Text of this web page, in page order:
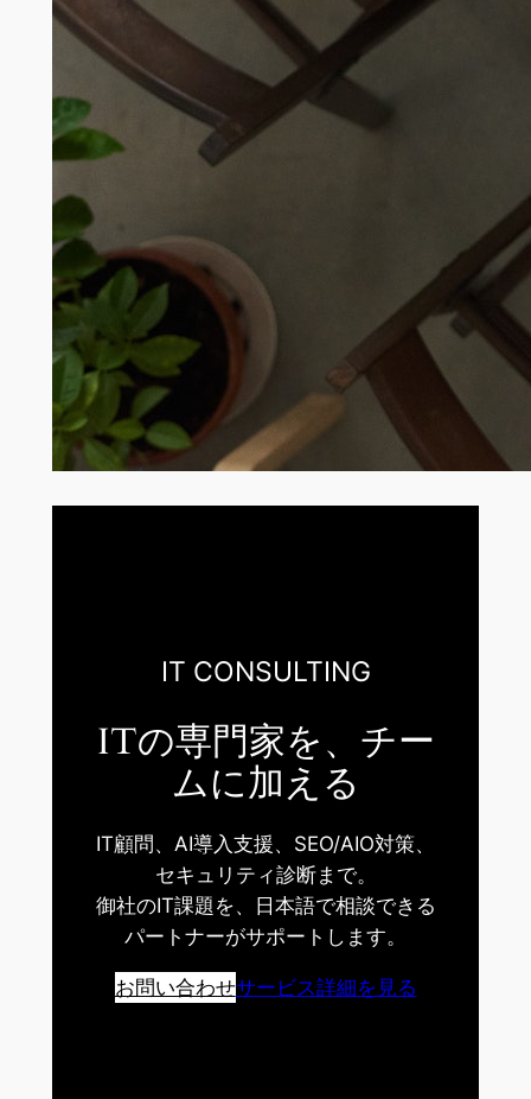
IT CONSULTING
ITの専門家を、チー
ムに加える
IT顧問、AI導入支援、SEO/AIO対策、
セキュリティ診断まで。
御社のIT課題を、日本語で相談できる
パートナーがサポートします。
お問い合わせサービス詳細を見る